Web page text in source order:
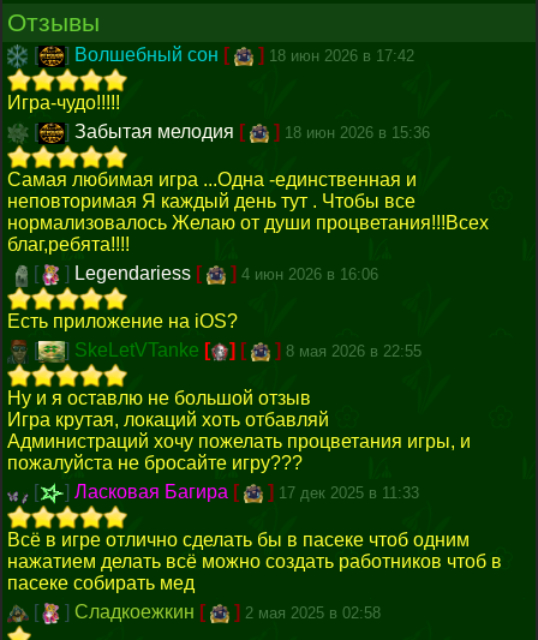
Отзывы
[ ] Волшебный сон [ ] 18 июн 2026 в 17:42
Игра-чудо!!!!!
[
] Забытая мелодия [ ] 18 июн 2026 в 15:36
Самая любимая игра ...Одна -единственная и
неповторимая Я каждый день тут . Чтобы все
нормализовалось Желаю от души процветания!!!Всех
благ,ребята!!!!
[
] Legendariess [ ] 4 июн 2026 в 16:06
Есть приложение на iOS?
[
] SkeLetVTanke [ ] [ ] 8 мая 2026 в 22:55
Ну и я оставлю не большой отзыв
Игра крутая, локаций хоть отбавляй
Администраций хочу пожелать процветания игры, и
пожалуйста не бросайте игру???
[
] Ласковая Багира [ ] 17 дек 2025 в 11:33
Всё в игре отлично сделать бы в пасеке чтоб одним
нажатием делать всё можно создать работников чтоб в
пасеке собирать мед
[
] Сладкоежкин [ ] 2 мая 2025 в 02:58